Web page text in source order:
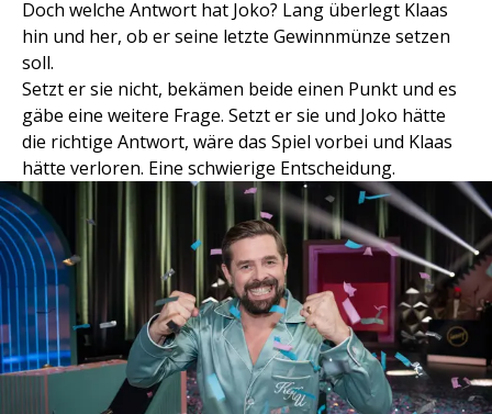
Doch welche Antwort hat Joko? Lang überlegt Klaas
hin und her, ob er seine letzte Gewinnmünze setzen
soll.
Setzt er sie nicht, bekämen beide einen Punkt und es
gäbe eine weitere Frage. Setzt er sie und Joko hätte
die richtige Antwort, wäre das Spiel vorbei und Klaas
hätte verloren. Eine schwierige Entscheidung.